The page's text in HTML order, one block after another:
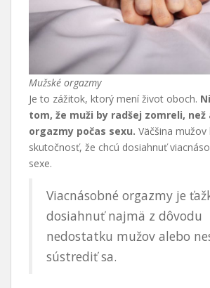
Mužské orgazmy
Je to zážitok, ktorý mení život oboch.
tom, že muži by radšej zomreli, než
orgazmy počas sexu. Väčšina
skutočnosť, že chcú dosiahnuť
sexe.
Viacnásobné orgazmy je
dosiahnuť najmä z dôvodu
nedostatku mužov alebo
sústrediť sa.